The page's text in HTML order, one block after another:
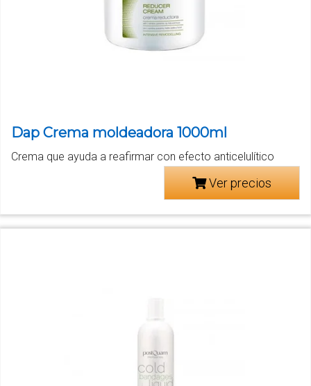
Dap Crema moldeadora 1000ml
Crema que ayuda a reafirmar con efecto anticelulítico
Ver precios